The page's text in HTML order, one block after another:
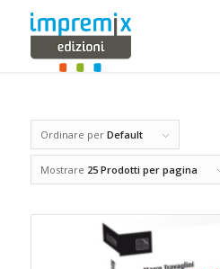
Ordinare per Default
Mostrare 25 Prodotti per pagina